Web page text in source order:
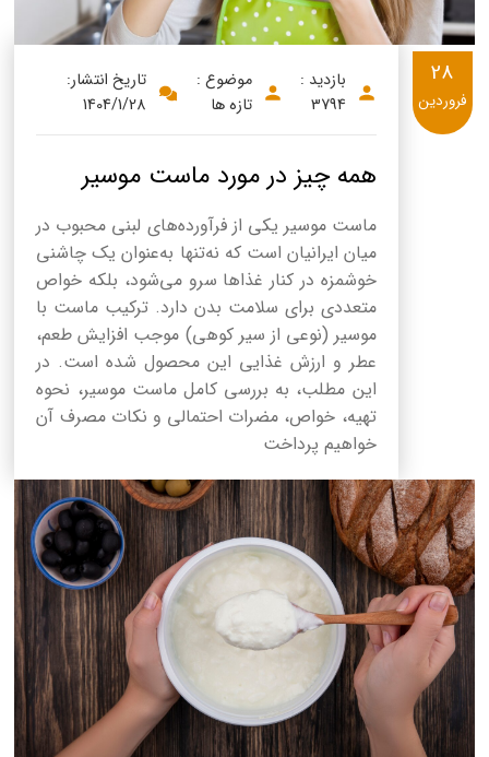
بازدید :
3794
موضوع :
تازه ها
تاریخ انتشار:
1404/1/28
همه چیز در مورد ماست موسیر
ماست موسیر یکی از فرآورده‌های لبنی محبوب در
میان ایرانیان است که نه‌تنها به‌عنوان یک چاشنی
خوشمزه در کنار غذاها سرو می‌شود، بلکه خواص
متعددی برای سلامت بدن دارد. ترکیب ماست با
موسیر (نوعی از سیر کوهی) موجب افزایش طعم،
عطر و ارزش غذایی این محصول شده است. در
این مطلب، به بررسی کامل ماست موسیر، نحوه
تهیه، خواص، مضرات احتمالی و نکات مصرف آن
خواهیم پرداخت
28
فروردین